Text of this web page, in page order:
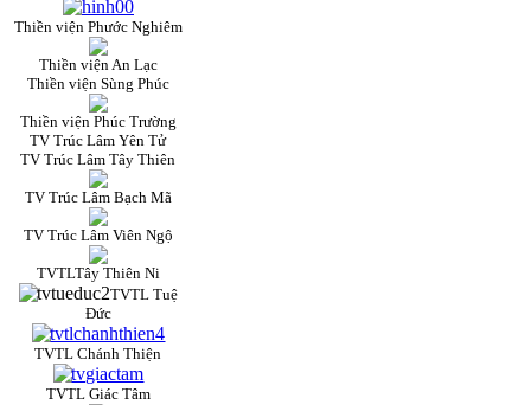
Thiền viện Phước Nghiêm
Thiền viện An Lạc
Thiền viện Sùng Phúc
Thiền viện Phúc Trường
TV Trúc Lâm Yên Tử
TV Trúc Lâm Tây Thiên
TV Trúc Lâm Bạch Mã
TV Trúc Lâm Viên Ngộ
TVTLTây Thiên Ni
TVTL Tuệ
Đức
TVTL Chánh Thiện
TVTL Giác Tâm